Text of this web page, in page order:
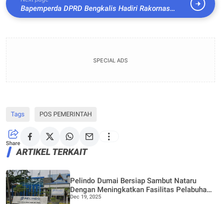
Bapemperda DPRD Bengkalis Hadiri Rakornas
Badan Pembentukan Perda Seluruh Indonesia
SPECIAL ADS
Tags POS PEMERINTAH
Share
ARTIKEL TERKAIT
Pelindo Dumai Bersiap Sambut Nataru
Dengan Meningkatkan Fasilitas Pelabuhan
Penumpang
Dec 19, 2025